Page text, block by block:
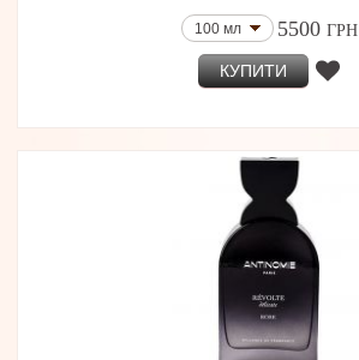
100 мл 5500 ГРН
КУПИТИ